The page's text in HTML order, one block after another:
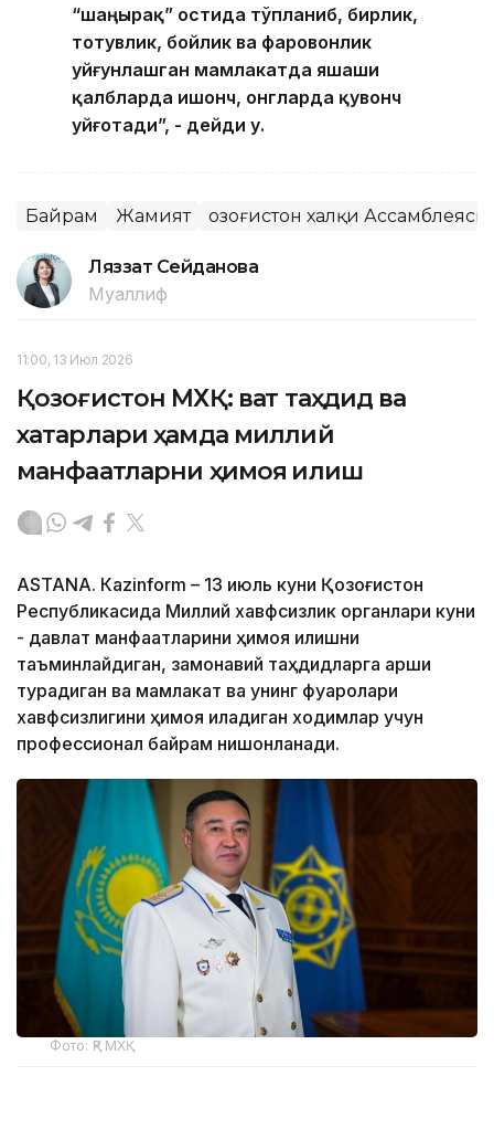
“шаңырақ” остида тўпланиб, бирлик,
тотувлик, бойлик ва фаровонлик
уйғунлашган мамлакатда яшаши
қалбларда ишонч, онгларда қувонч
уйғотади”, - дейди у.
Байрам Жамият Қозоғистон халқи Ассамблеяси
Ляззат Сейданова
Муаллиф
11:00, 13 Июл 2026
Қозоғистон МХҚ: вақт таҳдид ва
хатарлари ҳамда миллий
манфаатларни ҳимоя қилиш
ASTANА. Кazinform – 13 июль куни Қозоғистон
Республикасида Миллий хавфсизлик органлари куни
- давлат манфаатларини ҳимоя қилишни
таъминлайдиган, замонавий таҳдидларга қарши
турадиган ва мамлакат ва унинг фуқаролари
хавфсизлигини ҳимоя қиладиган ходимлар учун
профессионал байрам нишонланади.
Фото: ҚР МХҚ